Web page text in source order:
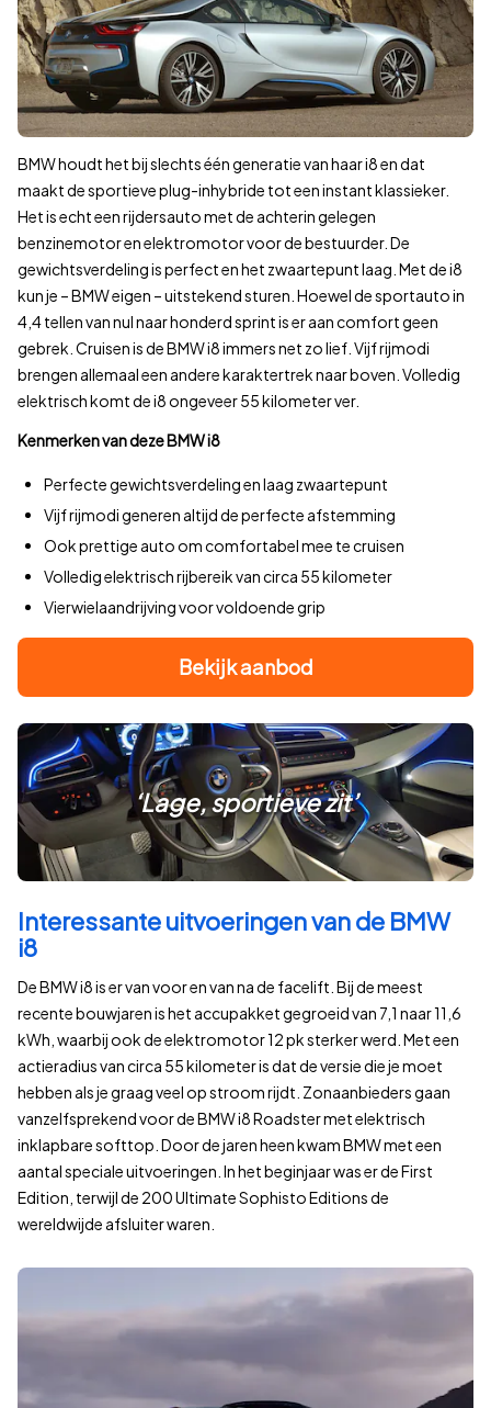
2018
€ 0
2019
€
2020
€
Voor deze prijsinformatie vergelijken wij het actuele aanbod
Laatste update:vandaag om 18:32.
Bekijk aanbod
17
BMW houdt het bij slechts één generatie van haar i8 en dat
maakt de sportieve plug-inhybride tot een instant klassieker.
Het is echt een rijdersauto met de achterin gelegen
benzinemotor en elektromotor voor de bestuurder. De
gewichtsverdeling is perfect en het zwaartepunt laag. Met de i8
kun je – BMW eigen – uitstekend sturen. Hoewel de sportauto in
4,4 tellen van nul naar honderd sprint is er aan comfort geen
gebrek. Cruisen is de BMW i8 immers net zo lief. Vijf rijmodi
brengen allemaal een andere karaktertrek naar boven. Volledig
elektrisch komt de i8 ongeveer 55 kilometer ver.
Kenmerken van deze BMW i8
Perfecte gewichtsverdeling en laag zwaartepunt
Vijf rijmodi generen altijd de perfecte afstemming
Ook prettige auto om comfortabel mee te cruisen
Volledig elektrisch rijbereik van circa 55 kilometer
Vierwielaandrijving voor voldoende grip
Bekijk aanbod
‘Lage, sportieve zit’
Interessante uitvoeringen van de BMW
i8
De BMW i8 is er van voor en van na de facelift. Bij de meest
recente bouwjaren is het accupakket gegroeid van 7,1 naar 11,6
kWh, waarbij ook de elektromotor 12 pk sterker werd. Met een
actieradius van circa 55 kilometer is dat de versie die je moet
hebben als je graag veel op stroom rijdt. Zonaanbieders gaan
vanzelfsprekend voor de BMW i8 Roadster met elektrisch
inklapbare softtop. Door de jaren heen kwam BMW met een
aantal speciale uitvoeringen. In het beginjaar was er de First
Edition, terwijl de 200 Ultimate Sophisto Editions de
wereldwijde afsluiter waren.